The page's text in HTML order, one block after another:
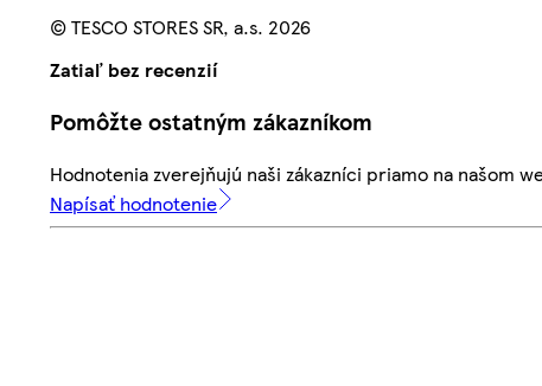
© TESCO STORES SR, a.s. 2026
Zatiaľ bez recenzií
Pomôžte ostatným zákazníkom
Hodnotenia zverejňujú naši zákazníci priamo na našom
Napísať hodnotenie